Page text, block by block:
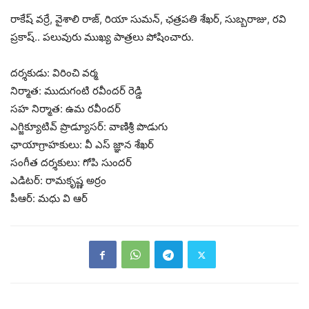
రాకేష్ వర్రే, వైశాలి రాజ్, రియా సుమన్, ఛత్రపతి శేఖర్, సుబ్బరాజు, రవి
ప్రకాష్.. పలువురు ముఖ్య పాత్రలు పోషించారు.
దర్శకుడు: విరించి వర్మ
నిర్మాత: ముదుగంటి రవీందర్ రెడ్డి
సహ నిర్మాత: ఉమ రవీందర్
ఎగ్జిక్యూటివ్ ప్రొడ్యూసర్: వాణిశ్రీ పొడుగు
ఛాయాగ్రాహకులు: వీ ఎస్ జ్ఞాన శేఖర్
సంగీత దర్శకులు: గోపి సుందర్
ఎడిటర్: రామకృష్ణ అర్రం
పీఆర్: మధు వి ఆర్